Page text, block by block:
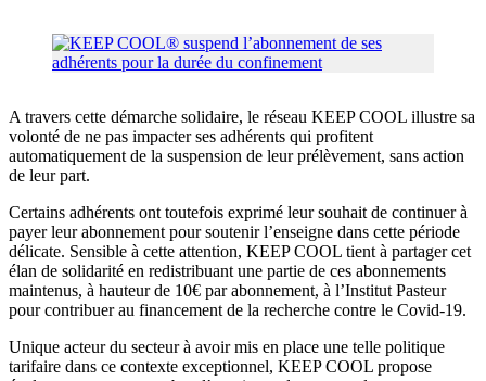
A travers cette démarche solidaire, le réseau KEEP COOL illustre sa
volonté de ne pas impacter ses adhérents qui profitent
automatiquement de la suspension de leur prélèvement, sans action
de leur part.
Certains adhérents ont toutefois exprimé leur souhait de continuer à
payer leur abonnement pour soutenir l’enseigne dans cette période
délicate. Sensible à cette attention, KEEP COOL tient à partager cet
élan de solidarité en redistribuant une partie de ces abonnements
maintenus, à hauteur de 10€ par abonnement, à l’Institut Pasteur
pour contribuer au financement de la recherche contre le Covid-19.
Unique acteur du secteur à avoir mis en place une telle politique
tarifaire dans ce contexte exceptionnel, KEEP COOL propose